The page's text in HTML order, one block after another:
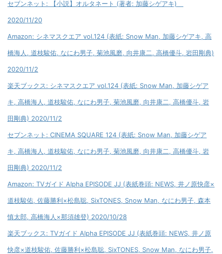
セブンネット: 【小説】オルタネート (著者: 加藤シゲアキ)
2020/11/20
Amazon: シネマスクエア vol.124 (表紙: Snow Man, 加藤シゲアキ, 高
橋海人, 道枝駿佑, なにわ男子, 菊池風磨, 向井康二, 高橋優斗, 岩田剛典)
2020/11/2
楽天ブックス: シネマスクエア vol.124 (表紙: Snow Man, 加藤シゲア
キ, 高橋海人, 道枝駿佑, なにわ男子, 菊池風磨, 向井康二, 高橋優斗, 岩
田剛典) 2020/11/2
セブンネット: CINEMA SQUARE 124 (表紙: Snow Man, 加藤シゲア
キ, 高橋海人, 道枝駿佑, なにわ男子, 菊池風磨, 向井康二, 高橋優斗, 岩
田剛典) 2020/11/2
Amazon: TVガイド Alpha EPISODE JJ (表紙巻頭: NEWS, 井ノ原快彦×
道枝駿佑, 佐藤勝利×松島聡, SixTONES, Snow Man, なにわ男子, 森本
慎太郎, 高橋海人×那須雄登) 2020/10/28
楽天ブックス: TVガイド Alpha EPISODE JJ (表紙巻頭: NEWS, 井ノ原
快彦×道枝駿佑, 佐藤勝利×松島聡, SixTONES, Snow Man, なにわ男子,